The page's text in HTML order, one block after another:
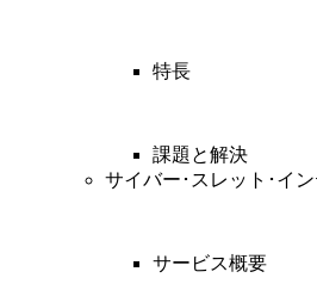
特長
課題と解決
サイバー･スレット･イ
サービス概要